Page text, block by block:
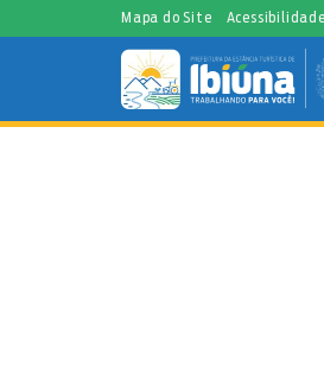
Mapa do Site Acessibilidade